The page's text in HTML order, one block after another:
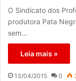
O Sindicato dos
produtora Pata
sem…
Leia mais »
13/04/2015 0